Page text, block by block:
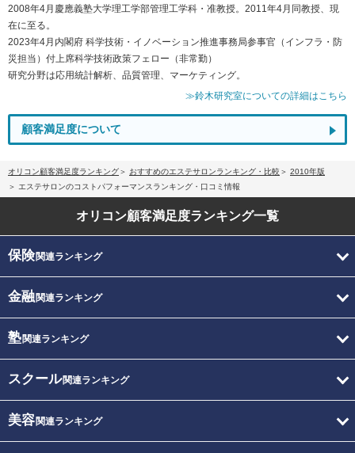
2008年4月慶應義塾大学理工学部管理工学科・准教授。2011年4月同教授、現
在に至る。
2023年4月内閣府 科学技術・イノベーション推進事務局参事官（インフラ・防
災担当）付上席科学技術政策フェロー（非常勤）
研究分野は応用統計解析、品質管理、マーケティング。
≫鈴木研究室についての詳細はこちら
顧客満足度について
オリコン顧客満足度ランキング おすすめのエステサロンランキング・比較
2010年版
エステサロンのコストパフォーマンスランキング・口コミ情報
オリコン顧客満足度ランキング一覧
保険関連ランキング
金融関連ランキング
塾関連ランキング
スクール関連ランキング
美容関連ランキング